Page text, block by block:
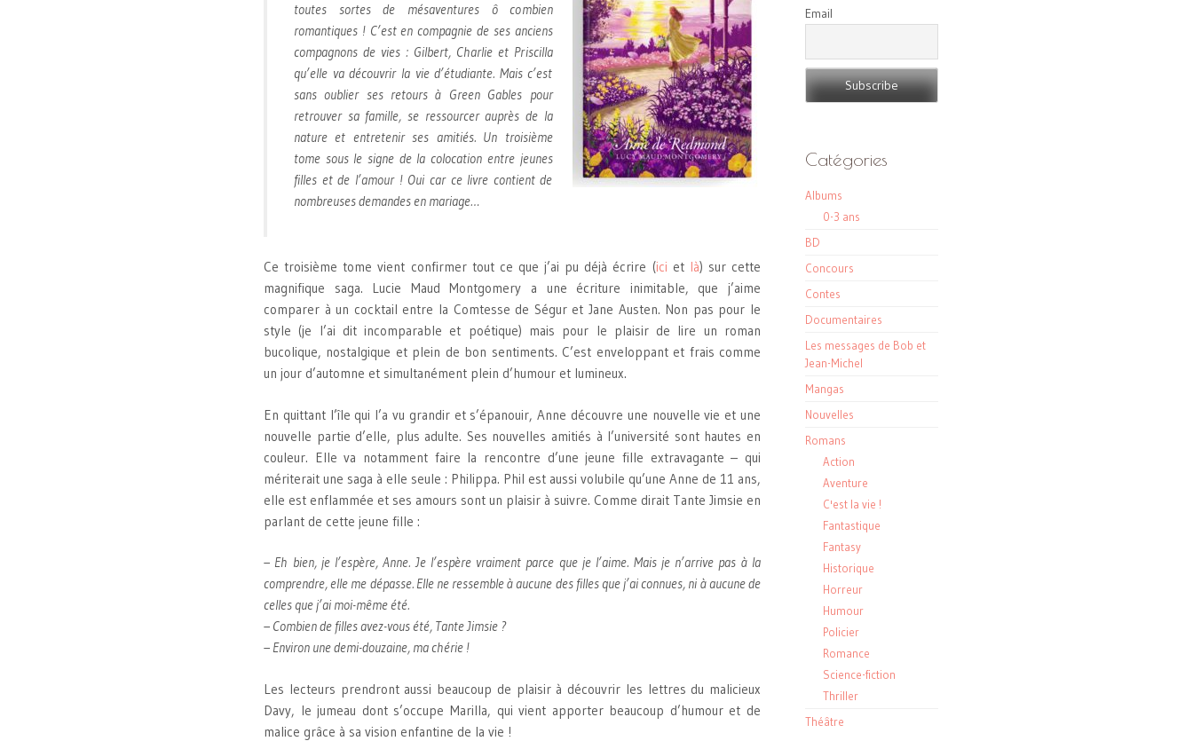
toutes sortes de mésaventures ô combien
romantiques ! C’est en compagnie de ses anciens
compagnons de vies : Gilbert, Charlie et Priscilla
qu’elle va découvrir la vie d’étudiante. Mais c’est
sans oublier ses retours à Green Gables pour
retrouver sa famille, se ressourcer auprès de la
nature et entretenir ses amitiés. Un troisième
tome sous le signe de la colocation entre jeunes
filles et de l’amour ! Oui car ce livre contient de
nombreuses demandes en mariage…
Ce troisième tome vient confirmer tout ce que j’ai pu déjà écrire (ici et là) sur cette
magnifique saga. Lucie Maud Montgomery a une écriture inimitable, que j’aime
comparer à un cocktail entre la Comtesse de Ségur et Jane Austen. Non pas pour le
style (je l’ai dit incomparable et poétique) mais pour le plaisir de lire un roman
bucolique, nostalgique et plein de bon sentiments. C’est enveloppant et frais comme
un jour d’automne et simultanément plein d’humour et lumineux.
En quittant l’île qui l’a vu grandir et s’épanouir, Anne découvre une nouvelle vie et une
nouvelle partie d’elle, plus adulte. Ses nouvelles amitiés à l’université sont hautes en
couleur. Elle va notamment faire la rencontre d’une jeune fille extravagante – qui
mériterait une saga à elle seule : Philippa. Phil est aussi volubile qu’une Anne de 11 ans,
elle est enflammée et ses amours sont un plaisir à suivre. Comme dirait Tante Jimsie en
parlant de cette jeune fille :
– Eh bien, je l’espère, Anne. Je l’espère vraiment parce que je l’aime. Mais je n’arrive pas à la
comprendre, elle me dépasse. Elle ne ressemble à aucune des filles que j’ai connues, ni à aucune de
celles que j’ai moi-même été.
– Combien de filles avez-vous été, Tante Jimsie ?
– Environ une demi-douzaine, ma chérie !
Les lecteurs prendront aussi beaucoup de plaisir à découvrir les lettres du malicieux
Davy, le jumeau dont s’occupe Marilla, qui vient apporter beaucoup d’humour et de
malice grâce à sa vision enfantine de la vie !
Email
Catégories
Albums
0-3 ans
BD
Concours
Contes
Documentaires
Les messages de Bob et
Jean-Michel
Mangas
Nouvelles
Romans
Action
Aventure
C'est la vie !
Fantastique
Fantasy
Historique
Horreur
Humour
Policier
Romance
Science-fiction
Thriller
Théâtre